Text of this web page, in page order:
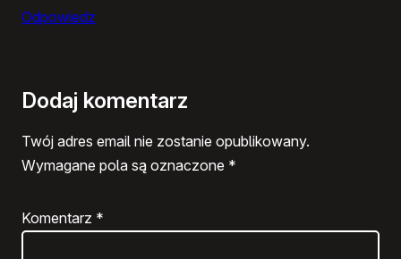
Odpowiedz
Dodaj komentarz
Twój adres email nie zostanie opublikowany.
Wymagane pola są oznaczone *
Komentarz *